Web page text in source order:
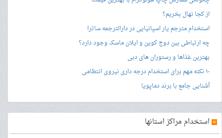
از کجا نهال بخریم؟
استخدام مترجم یار اسپانیایی در دارالترجمه ساترا
چه ارتباطی بین دوج کوین و ایلان ماسک وجود دارد؟
بهترین غذاها و رستوران های دبی
۱۰ نکته مهم برای استخدام درجه داری نیروی انتظامی
آشنایی جامع با برند دماپویا
» استخدام مراکز استانها